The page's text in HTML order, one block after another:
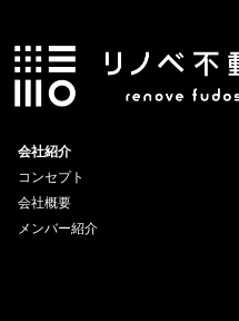
会社紹介
コンセプト
会社概要
メンバー紹介